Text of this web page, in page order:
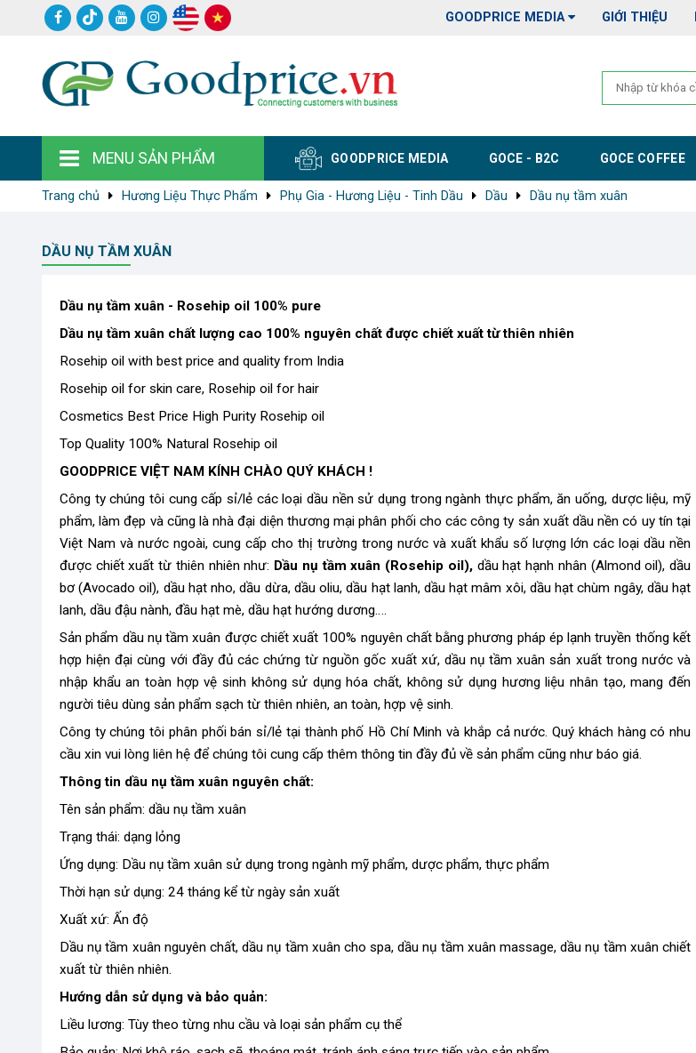
GOODPRICE MEDIA GIỚI THIỆU
MENU SẢN PHẨM GOODPRICE MEDIA GOCE - B2C GOCE COFFEE
Trang chủ Hương Liệu Thực Phẩm Phụ Gia - Hương Liệu - Tinh Dầu Dầu Dầu nụ tầm xuân
DẦU NỤ TẦM XUÂN
Dầu nụ tầm xuân - Rosehip oil 100% pure
Dầu nụ tầm xuân chất lượng cao 100% nguyên chất được chiết xuất từ thiên nhiên
Rosehip oil with best price and quality from India
Rosehip oil for skin care, Rosehip oil for hair
Cosmetics Best Price High Purity Rosehip oil
Top Quality 100% Natural Rosehip oil
GOODPRICE VIỆT NAM KÍNH CHÀO QUÝ KHÁCH !
Công ty chúng tôi cung cấp sỉ/lẻ các loại dầu nền sử dụng trong ngành thực phẩm, ăn uống, dược liệu, mỹ
phẩm, làm đẹp và cũng là nhà đại diện thương mại phân phối cho các công ty sản xuất dầu nền có uy tín tại
Việt Nam và nước ngoài, cung cấp cho thị trường trong nước và xuất khẩu số lượng lớn các loại dầu nền
được chiết xuất từ thiên nhiên như: Dầu nụ tầm xuân (Rosehip oil),dầu hạt hạnh nhân (Almond oil), dầu
bơ (Avocado oil), dầu hạt nho, dầu dừa, dầu oliu, dầu hạt lanh, dầu hạt mâm xôi, dầu hạt chùm ngây, dầu hạt
lanh, dầu đậu nành, đầu hạt mè, dầu hạt hướng dương….
Sản phẩm dầu nụ tầm xuân được chiết xuất 100% nguyên chất bằng phương pháp ép lạnh truyền thống kết
hợp hiện đại cùng với đầy đủ các chứng từ nguồn gốc xuất xứ, dầu nụ tầm xuân sản xuất trong nước và
nhập khẩu an toàn hợp vệ sinh không sử dụng hóa chất, không sử dụng hương liệu nhân tạo, mang đến
người tiêu dùng sản phẩm sạch từ thiên nhiên, an toàn, hợp vệ sinh.
Công ty chúng tôi phân phối bán sỉ/lẻ tại thành phố Hồ Chí Minh và khắp cả nước. Quý khách hàng có nhu
cầu xin vui lòng liên hệ để chúng tôi cung cấp thêm thông tin đầy đủ về sản phẩm cũng như báo giá.
Thông tin dầu nụ tầm xuân nguyên chất:
Tên sản phẩm: dầu nụ tầm xuân
Trạng thái: dạng lỏng
Ứng dụng: Dầu nụ tầm xuân sử dụng trong ngành mỹ phẩm, dược phẩm, thực phẩm
Thời hạn sử dụng: 24 tháng kể từ ngày sản xuất
Xuất xứ: Ấn độ
Dầu nụ tầm xuân nguyên chất, dầu nụ tầm xuân cho spa, dầu nụ tầm xuân massage, dầu nụ tầm xuân chiết
xuất từ thiên nhiên.
Hướng dẫn sử dụng và bảo quản:
Liều lương: Tùy theo từng nhu cầu và loại sản phẩm cụ thể